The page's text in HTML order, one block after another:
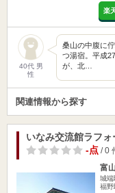
楽
40代 男
性
桑山の中腹に
つ湯宿。平成
が、北…
関連情報から探す
いなみ交流館ラフォ
-点/ 0
富
城
福野